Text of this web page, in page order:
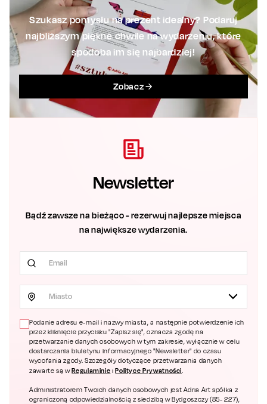
Szukasz pomysłu na prezent idealny? Podaruj
najbliższym piękne chwile na wydarzeniu, które
spodoba im się najbardziej!
Zobacz
Newsletter
Bądź zawsze na bieżąco - rezerwuj najlepsze miejsca
na największe wydarzenia.
Miasto
Podanie adresu e-mail i nazwy miasta, a następnie potwierdzenie ich
przez kliknięcie przycisku "Zapisz się", oznacza zgodę na
przetwarzanie danych osobowych w tym zakresie, wyłącznie w celu
dostarczania biuletynu informacyjnego "Newsletter" do czasu
wycofania zgody. Szczegóły dotyczące przetwarzania danych
zawarte są wRegulaminie iPolityce Prywatności.
Administratorem Twoich danych osobowych jest Adria Art spółka z
ograniczoną odpowiedzialnością z siedzibą w Bydgoszczy (85- 227),